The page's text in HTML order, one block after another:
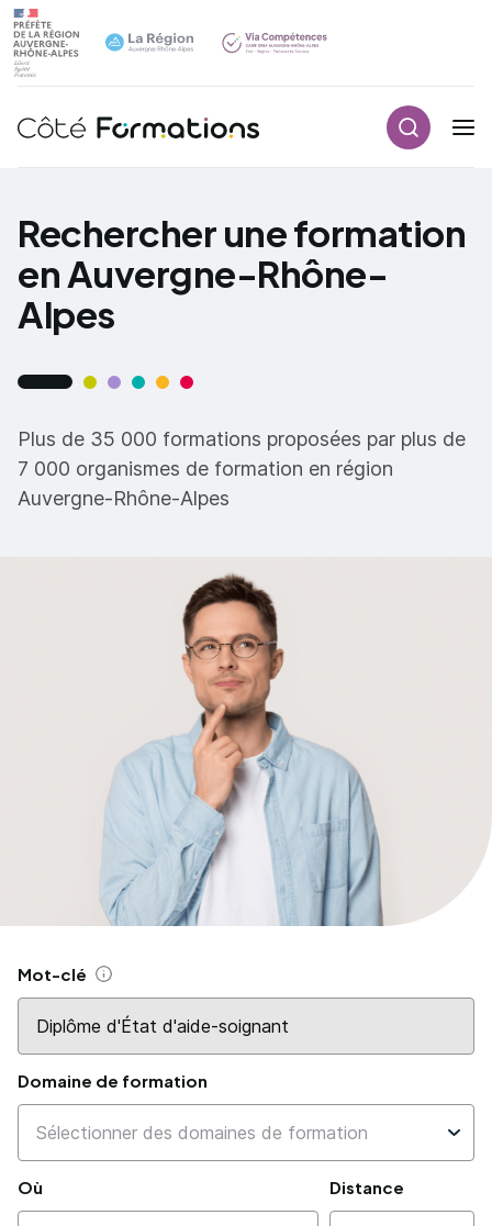
Navigation principale
Rechercher une formation
en Auvergne-Rhône-
Alpes
Plus de 35 000 formations proposées par plus de
7 000 organismes de formation en région
Auvergne-Rhône-Alpes
Mot-clé Aide
Domaine de formation
Où Distance